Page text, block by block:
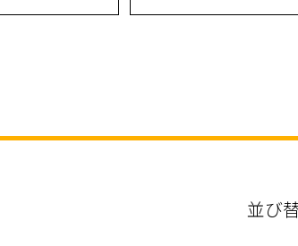
並び